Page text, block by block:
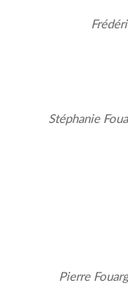
Stéphanie
Pierre